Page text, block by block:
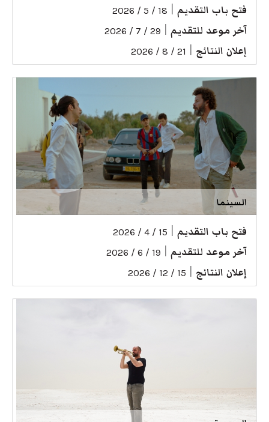
فتح باب التقديم 18 / 5 / 2026
آخر موعد للتقديم 29 / 7 / 2026
إعلان النتائج 21 / 8 / 2026
السينما
فتح باب التقديم 15 / 4 / 2026
آخر موعد للتقديم 19 / 6 / 2026
إعلان النتائج 15 / 12 / 2026